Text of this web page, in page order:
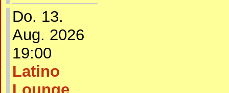
Do. 13.
Aug. 2026
19:00
Latino